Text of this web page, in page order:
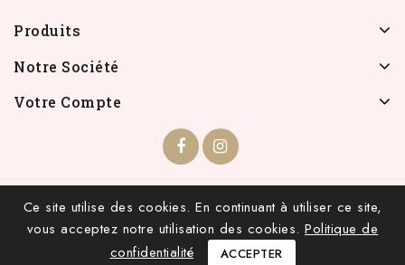
Produits
Notre Société
Votre Compte
Ce site utilise des cookies. En continuant à utiliser ce site,
vous acceptez notre utilisation des cookies. Politique de
confidentialité
ACCEPTER
© 2026 - INFOLIEN - Tous droits réservés.